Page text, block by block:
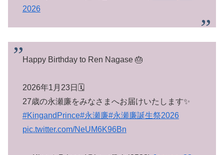
2026
Happy Birthday to Ren Nagase 🎂
2026年1月23日🗓️
27歳の永瀬廉をみなさまへお届けいたします✨
#KingandPrince#永瀬廉#永瀬廉誕生祭2026
pic.twitter.com/NeUM6K96Bn